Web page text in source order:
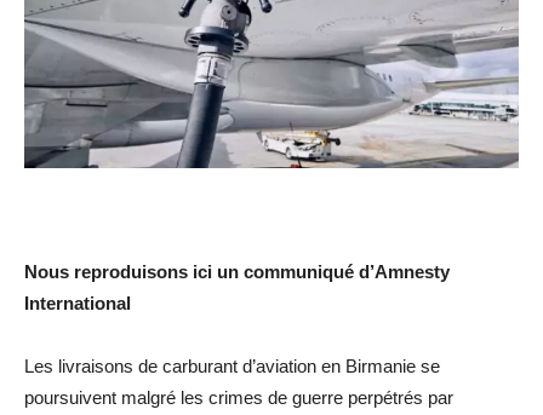
Nous reproduisons ici un communiqué d’Amnesty
International
Les livraisons de carburant d’aviation en Birmanie se
poursuivent malgré les crimes de guerre perpétrés par